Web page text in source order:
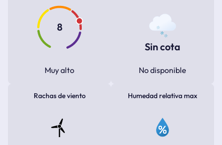
8
Muy alto
Sin cota
No disponible
Rachas de viento Humedad relativa max